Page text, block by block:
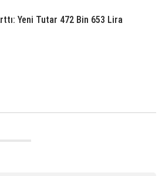
Yeni Tutar 472 Bin 653 Lira